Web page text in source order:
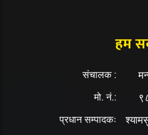
हम
संचालक :
मो. नं.:
प्रधान सम्पादकः